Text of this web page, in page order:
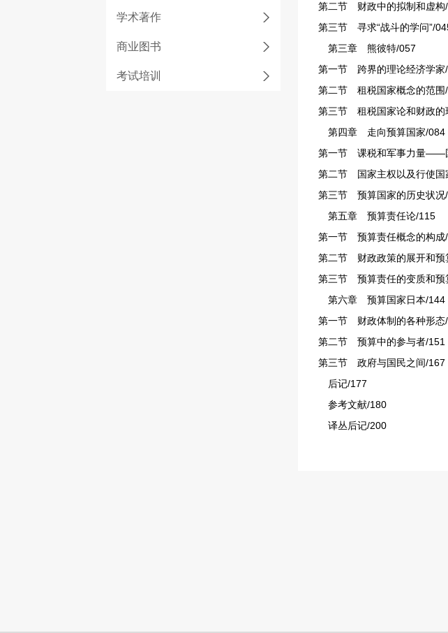
学术著作
商业图书
考试培训
第二节 财政中的拟制和虚构
第三节 寻求“战斗的学问”/
第三章 熊彼特/057
第一节 跨界的理论经济学家
第二节 租税国家概念的范围
第三节 租税国家论和财政的
第四章 走向预算国家/084
第一节 课税和军事力量——
第二节 国家主权以及行使国
第三节 预算国家的历史状况
第五章 预算责任论/115
第一节 预算责任概念的构成
第二节 财政政策的展开和预
第三节 预算责任的变质和预
第六章 预算国家日本/144
第一节 财政体制的各种形态
第二节 预算中的参与者/151
第三节 政府与国民之间/167
后记/177
参考文献/180
译丛后记/200